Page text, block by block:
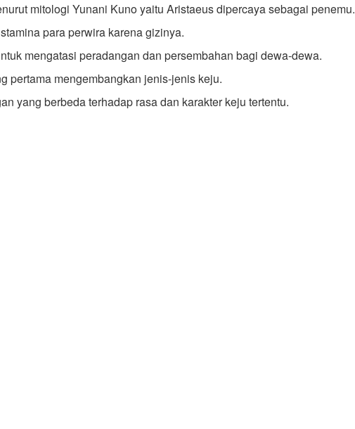
mitologi Yunani Kuno yaitu Aristaeus dipercaya sebagai penemu.
para perwira karena gizinya.
mengatasi peradangan dan persembahan bagi dewa-dewa.
pertama mengembangkan jenis-jenis keju.
yang berbeda terhadap rasa dan karakter keju tertentu.